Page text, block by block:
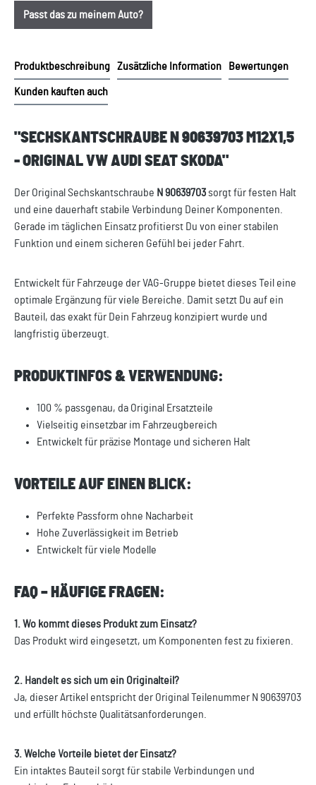
Passt das zu meinem Auto?
Produktbeschreibung Zusätzliche Information Bewertungen
Kunden kauften auch
"SECHSKANTSCHRAUBE N 90639703 M12X1,5
- ORIGINAL VW AUDI SEAT SKODA"
Der Original Sechskantschraube N 90639703sorgt für festen Halt
und eine dauerhaft stabile Verbindung Deiner Komponenten.
Gerade im täglichen Einsatz profitierst Du von einer stabilen
Funktion und einem sicheren Gefühl bei jeder Fahrt.
Entwickelt für Fahrzeuge der VAG-Gruppe bietet dieses Teil eine
optimale Ergänzung für viele Bereiche. Damit setzt Du auf ein
Bauteil, das exakt für Dein Fahrzeug konzipiert wurde und
langfristig überzeugt.
PRODUKTINFOS & VERWENDUNG:
100 % passgenau, da Original Ersatzteile
Vielseitig einsetzbar im Fahrzeugbereich
Entwickelt für präzise Montage und sicheren Halt
VORTEILE AUF EINEN BLICK:
Perfekte Passform ohne Nacharbeit
Hohe Zuverlässigkeit im Betrieb
Entwickelt für viele Modelle
FAQ – HÄUFIGE FRAGEN:
1. Wo kommt dieses Produkt zum Einsatz?
Das Produkt wird eingesetzt, um Komponenten fest zu fixieren.
2. Handelt es sich um ein Originalteil?
Ja, dieser Artikel entspricht der Original Teilenummer N 90639703
und erfüllt höchste Qualitätsanforderungen.
3. Welche Vorteile bietet der Einsatz?
Ein intaktes Bauteil sorgt für stabile Verbindungen und